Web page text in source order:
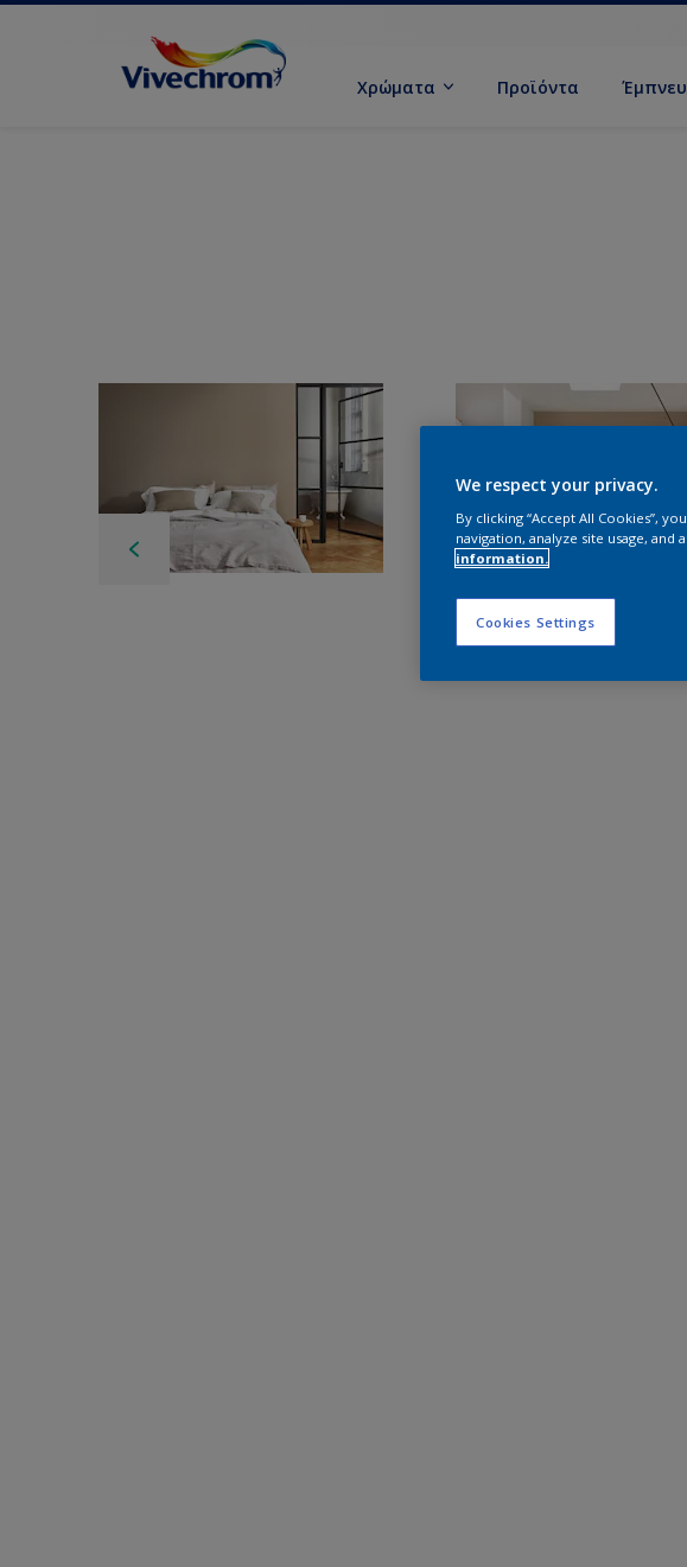
Χρώματα Προϊόντα
We respect your privacy.
By clicking “Accept All Cookies”,
navigation, analyze site usage, and
information.
Cookies Settings